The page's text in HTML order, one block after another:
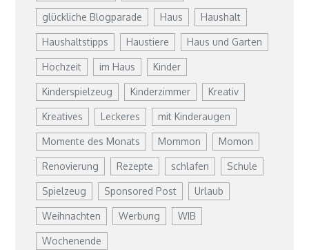
glückliche Blogparade Haus Haushalt
Haushaltstipps Haustiere Haus und Garten
Hochzeit im Haus Kinder
Kinderspielzeug Kinderzimmer Kreativ
Kreatives Leckeres mit Kinderaugen
Momente des Monats Mommon Momon
Renovierung Rezepte schlafen Schule
Spielzeug Sponsored Post Urlaub
Weihnachten Werbung WIB
Wochenende